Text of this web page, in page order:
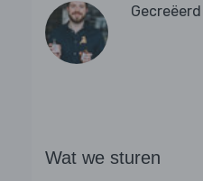
Wat we sturen